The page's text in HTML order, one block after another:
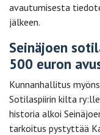
avautumisesta
jälkeen.
Seinäjoen
500 euron
Kunnanhallitus
Sotilaspiirin kilta
historia alkoi
tarkoitus pystyttää